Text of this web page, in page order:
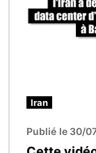
Iran
Publié le 30/